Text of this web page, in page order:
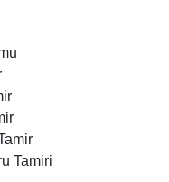
Tamiri